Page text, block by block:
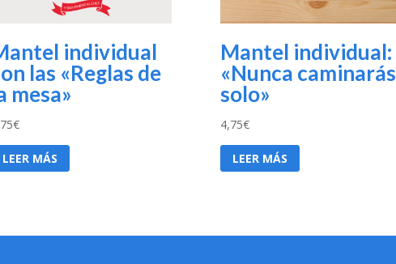
individual
las «Reglas de
mesa»
€
LEER MÁS
Mantel individual:
«Nunca caminarás
solo»
4,75€
LEER MÁS